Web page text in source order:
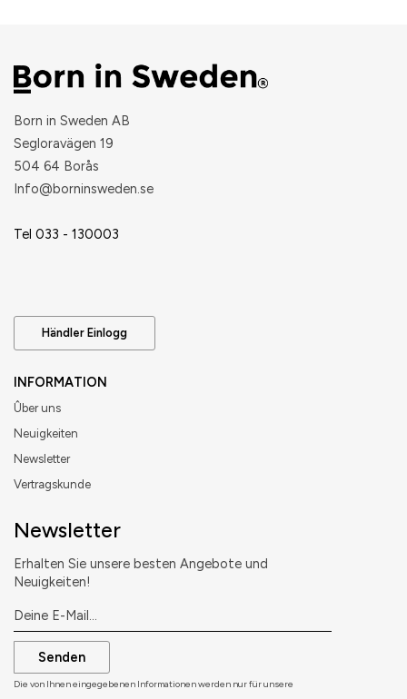
Born in Sweden AB
Segloravägen 19
504 64 Borås
​Info@borninsweden.se
Tel 033 - 130003
Händler Einlogg
INFORMATION
Ûber uns
Neuigkeiten
Newsletter
Vertragskunde
Newsletter
Erhalten Sie unsere besten Angebote und
Neuigkeiten!
Senden
Die von Ihnen eingegebenen Informationen werden nur für unsere